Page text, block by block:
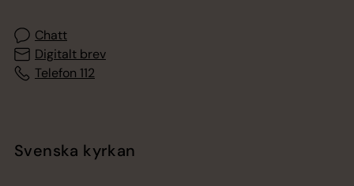
Chatt
Digitalt brev
Telefon 112
Svenska kyrkan